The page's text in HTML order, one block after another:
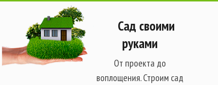
Сад своими
руками
От проекта до
воплощения. Строим сад